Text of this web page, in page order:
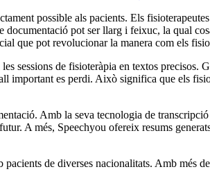
possible als pacients. Els
pot ser llarg i feixuc, la qual
que pot revolucionar la manera com els
sessions de fisioteràpia en textos precisos.
es perdi. Això significa que els
Amb la seva tecnologia de
A més, Speechyou ofereix resums
de diverses nacionalitats. Amb més